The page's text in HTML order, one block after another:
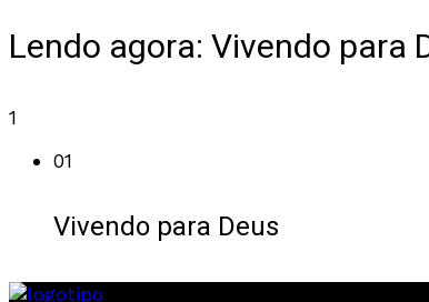
Lendo agora: Vivendo para
1
01
Vivendo para Deus